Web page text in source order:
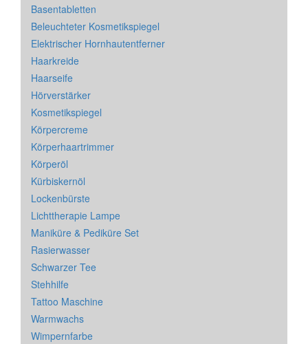
Basentabletten
Beleuchteter Kosmetikspiegel
Elektrischer Hornhautentferner
Haarkreide
Haarseife
Hörverstärker
Kosmetikspiegel
Körpercreme
Körperhaartrimmer
Körperöl
Kürbiskernöl
Lockenbürste
Lichttherapie Lampe
Maniküre & Pediküre Set
Rasierwasser
Schwarzer Tee
Stehhilfe
Tattoo Maschine
Warmwachs
Wimpernfarbe